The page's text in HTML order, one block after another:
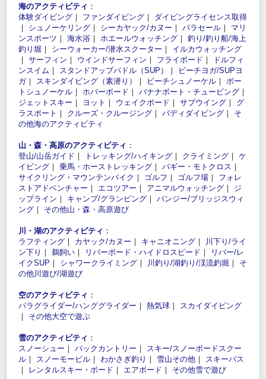
海のアクティビティ ：
体験ダイビング ｜ ファンダイビング ｜ ダイビングライセンス取得
｜ シュノーケリング ｜ シーカヤック/カヌー ｜ パラセール ｜ マリ
ンスポーツ ｜ 海水浴 ｜ ホエールウォッチング ｜ 釣り/釣り船/海上
釣り堀 ｜ シーウォーカー/潜水スクーター ｜ イルカウォッチング
｜ サーフィン ｜ ウインドサーフィン ｜ フライボード ｜
ドルフィ
ンスイム ｜ スタンドアップパドル（SUP） ｜
ビーチヨガ/SUPヨ
ガ｜ スキンダイビング（素潜り） ｜ ビーチシュノーケル ｜ ボー
トシュノーケル ｜ ホバーボード ｜ バナナボート・チュービング ｜
ジェットスキー ｜ ヨット ｜ ウェイクボード ｜ サブウイング ｜ グ
ラスボート ｜ クルーズ・クルージング ｜ バディダイビング ｜ そ
の他海のアクティビティ
山・森・高原のアクティビティ ：
登山/山岳ガイド ｜ トレッキング/ハイキング ｜ クライミング ｜ ケ
イビング ｜ 乗馬・ホーストレッキング ｜ バギー・モトクロス ｜
サイクリング・マウンテンバイク ｜ ゴルフ ｜ ゴルフ場 ｜ フォレ
ストアドベンチャー ｜ エコツアー ｜ アニマルウォッチング ｜ ジ
ップライン ｜ キャンプ/グランピング ｜ バンジー/ブリッジスウィ
ング ｜ その他山・森・高原遊び
川・湖のアクティビティ ：
ラフティング ｜ カヤック/カヌー ｜ キャニオニング ｜
川下り/ライ
ン下り ｜ 鵜飼い ｜ リバーボード・ハイドロスピード ｜
リバー/レ
イクSUP ｜ シャワークライミング ｜ 川釣り/湖釣り/渓流釣堀 ｜ そ
の他川遊び/湖遊び
空のアクティビティ ：
パラグライダー/ハンググライダー ｜ 熱気球 ｜ スカイダイビング
｜ その他大空で遊ぶ
雪のアクティビティ ：
スノーシュー ｜ バックカントリー ｜ スキー/スノーボードスクー
ル ｜ スノーモービル ｜ わかさぎ釣り ｜ 雪山その他 ｜ スキーバス
｜
レンタルスキー・ボード ｜ エアボード ｜ その他雪で遊び